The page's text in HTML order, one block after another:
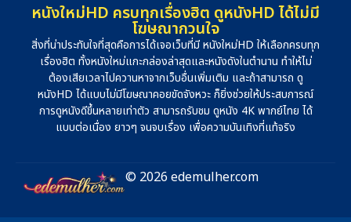
หนังใหม่HD ครบทุกเรื่องฮิต ดูหนังHD ได้ไม่มี
โฆษณากวนใจ
สิ่งที่น่าประทับใจที่สุดคือการได้เจอเว็บที่มี หนังใหม่HD ให้เลือกครบทุก
เรื่องฮิต ทั้งหนังใหม่แกะกล่องล่าสุดและหนังดังในตำนาน ทำให้ไม่
ต้องเสียเวลาไปควานหาจากเว็บอื่นเพิ่มเติม และถ้าสามารถ ดู
หนังHD ได้แบบไม่มีโฆษณาคอยขัดจังหวะ ก็ยิ่งช่วยให้ประสบการณ์
การดูหนังดีขึ้นหลายเท่าตัว สามารถรับชม ดูหนัง 4K พากย์ไทย ได้
แบบต่อเนื่อง ยาวๆ จนจบเรื่อง เพื่อความบันเทิงที่แท้จริง
© 2026 edemulher.com